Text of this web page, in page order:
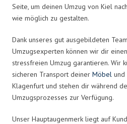
Seite, um deinen Umzug von Kiel
wie möglich zu gestalten.
Dank unseres gut ausgebildeten
Umzugsexperten können wir dir
stressfreien Umzug garantieren. Wir
sicheren Transport deiner Möbel und
Klagenfurt und stehen dir während
Umzugsprozesses zur Verfügung.
Unser Hauptaugenmerk liegt auf